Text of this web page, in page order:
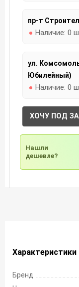
пр-т
Наличие: 0
ул.
Юбилейный)
Наличие: 0
ХОЧУ ПОД
Нашли
дешевле?
Характеристики
Бренд